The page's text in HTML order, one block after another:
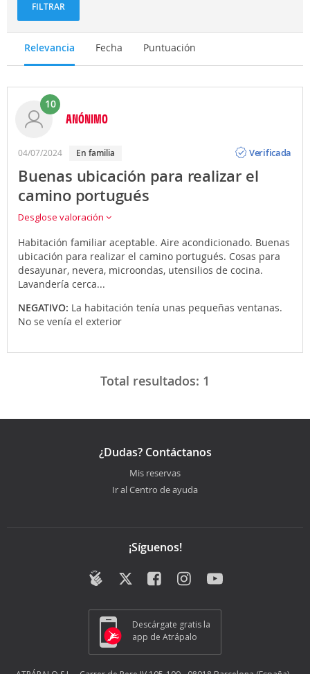
FILTRAR
Relevancia Fecha Puntuación
10
ANÓNIMO
04/07/2024 en familia
Verificada
Buenas ubicación para realizar el
camino portugués
Desglose valoración
Habitación familiar aceptable. Aire acondicionado. Buenas
ubicación para realizar el camino portugués. Cosas para
desayunar, nevera, microondas, utensilios de cocina.
Lavandería cerca...
NEGATIVO: La habitación tenía unas pequeñas ventanas.
No se venía el exterior
Total resultados: 1
¿Dudas? Contáctanos
Mis reservas
Ir al Centro de ayuda
¡Síguenos!
Descárgate gratis la
app de Atrápalo